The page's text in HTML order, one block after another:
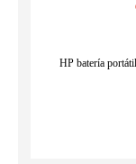
HP batería